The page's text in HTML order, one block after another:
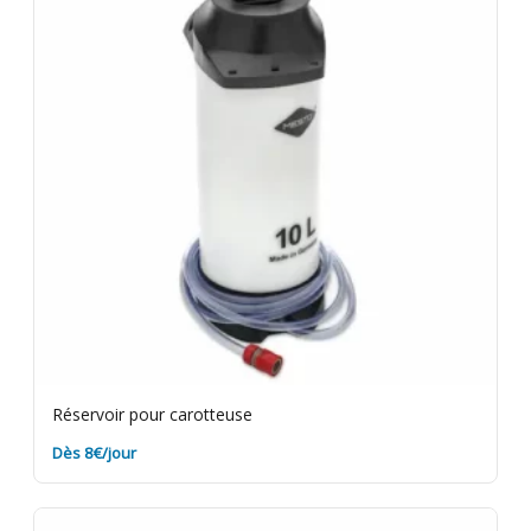
Réservoir pour carotteuse
Dès 8€/jour